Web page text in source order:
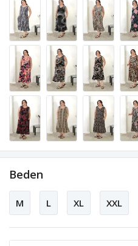
Beden
M L XL XXL